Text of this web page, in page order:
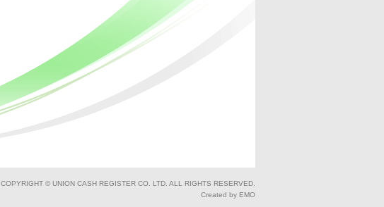
COPYRIGHT © UNION CASH REGISTER CO. LTD. ALL RIGHTS RESERVED.
Created by EMO